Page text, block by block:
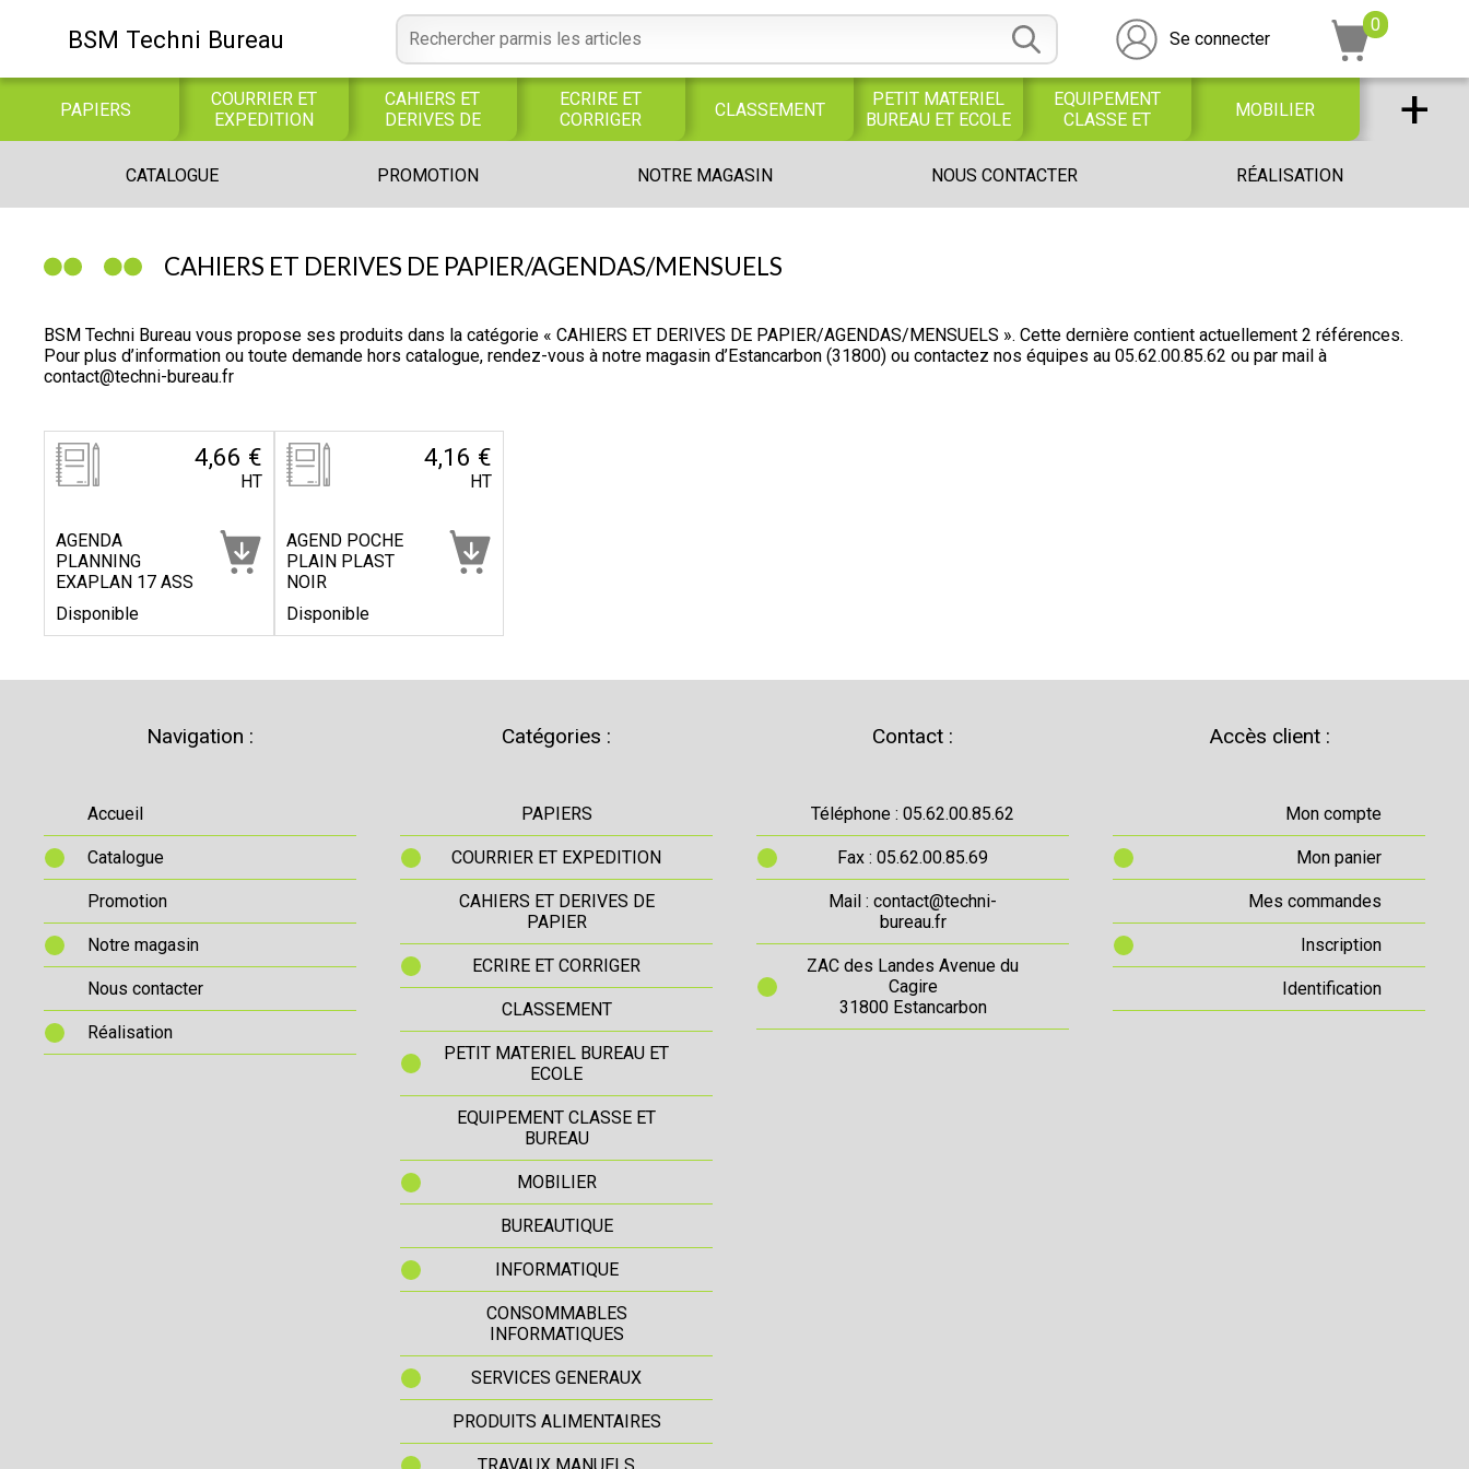
BSM Techni Bureau Se connecter
0
PAPIERS
COURRIER ET
EXPEDITION
CAHIERS ET
DERIVES DE
PAPIER
ECRIRE ET
CORRIGER
CLASSEMENT
PETIT MATERIEL
BUREAU ET ECOLE
EQUIPEMENT
CLASSE ET
BUREAU
MOBILIER
BUREAUTIQUE INFORMATIQUE
INFORMATIQUES
ALIMENTAIRES
MANUELS
PROFESSIONNEL
UNIVERS PETITE
ENFANCE
+
CATALOGUE PROMOTION NOTRE MAGASIN NOUS CONTACTER RÉALISATION
CAHIERS ET DERIVES DE PAPIER/AGENDAS/MENSUELS
BSM Techni Bureau vous propose ses produits dans la catégorie « CAHIERS ET DERIVES DE PAPIER/AGENDAS/MENSUELS ». Cette dernière contient actuellement 2 références.
Pour plus d’information ou toute demande hors catalogue, rendez-vous à notre magasin d’Estancarbon (31800) ou contactez nos équipes au 05.62.00.85.62 ou par mail à
contact@techni-bureau.fr
4,66 €
HT
AGENDA
PLANNING
EXAPLAN 17 ASS
Disponible
4,16 €
HT
AGEND POCHE
PLAIN PLAST
NOIR
Disponible
Navigation :
Accueil
Catalogue
Promotion
Notre magasin
Nous contacter
Réalisation
Catégories :
PAPIERS
COURRIER ET EXPEDITION
CAHIERS ET DERIVES DE
PAPIER
ECRIRE ET CORRIGER
CLASSEMENT
PETIT MATERIEL BUREAU ET
ECOLE
EQUIPEMENT CLASSE ET
BUREAU
MOBILIER
BUREAUTIQUE
INFORMATIQUE
CONSOMMABLES
INFORMATIQUES
SERVICES GENERAUX
PRODUITS ALIMENTAIRES
Contact :
Téléphone : 05.62.00.85.62
Fax : 05.62.00.85.69
Mail : contact@techni-
bureau.fr
ZAC des Landes Avenue du
Cagire
31800 Estancarbon
Accès client :
Mon compte
Mon panier
Mes commandes
Inscription
Identification